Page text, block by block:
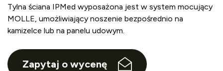
Tylna ściana IPMed wyposażona jest w system mocujący
MOLLE, umożliwiający noszenie bezpośrednio na
kamizelce lub na panelu udowym.
Zapytaj o wycenę